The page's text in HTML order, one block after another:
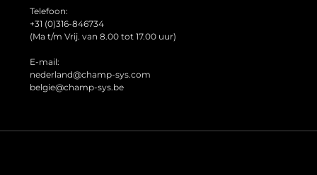
Telefoon:
+31 (0)316-846734
(Ma t/m Vrij. van 8.00 tot 17.00 uur)
E-mail:
nederland@champ-sys.com
belgie@champ-sys.be